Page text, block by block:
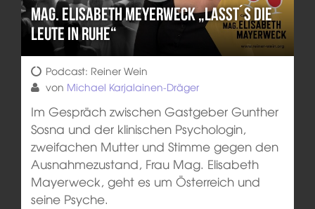
Mag. Elisabeth Meyerweck „Lasst´s die
Leute in Ruhe“
Podcast: Reiner Wein
von Michael Karjalainen-Dräger
Im Gespräch zwischen Gastgeber Gunther
Sosna und der klinischen Psychologin,
zweifachen Mutter und Stimme gegen den
Ausnahmezustand, Frau Mag. Elisabeth
Mayerweck, geht es um Österreich und
seine Psyche.